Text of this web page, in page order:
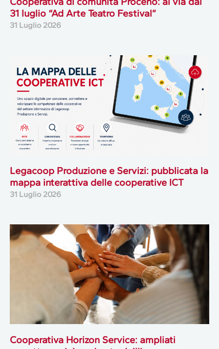
31 luglio “Ad Arte Teatro Festival”
31 Luglio 2026
Legacoop Produzione e Servizi: pubblicata la
mappa interattiva delle cooperative ICT
31 Luglio 2026
Cooperativa Horizon Service: ampliati